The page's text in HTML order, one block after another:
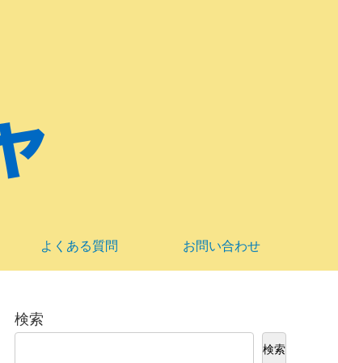
よくある質問 お問い合わせ
検索
検索